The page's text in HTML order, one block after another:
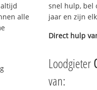
alle
snel hulp, bel
jaar en zijn
Direct hulp
Loodgieter
van: